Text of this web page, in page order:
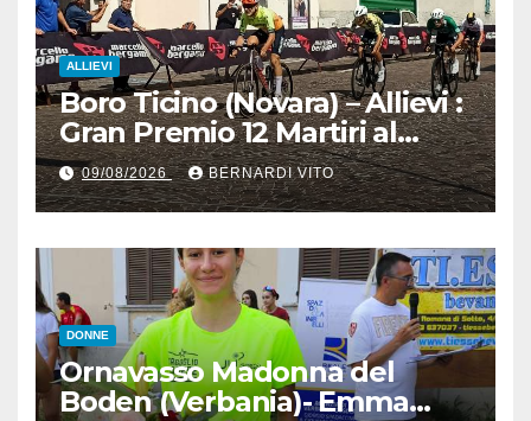
ALLIEVI
Boro Ticino (Novara) – Allievi :
Gran Premio 12 Martiri al
trentino Pietro Valenti
(Ciclistica Dro) con 1’30” sul
bergamasco Pietro Resca (SC
Romanese) – Servizio
fotografico di Luciano
Pedretti
09/08/2026 BERNARDI VITO
DONNE
Ornavasso Madonna del
Boden (Verbania)- Emma